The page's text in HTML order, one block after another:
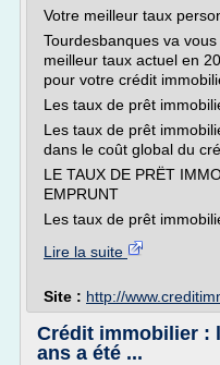
Votre meilleur taux
Tourdesbanques va
meilleur taux actuel en
pour votre crédit
Les taux de prêt
Les taux de prêt
dans le coût global du
LE TAUX DE PRËT
EMPRUNT
Les taux de prêt
Lire la suite
Site : http://
Crédit immobilier :
ans a été ...